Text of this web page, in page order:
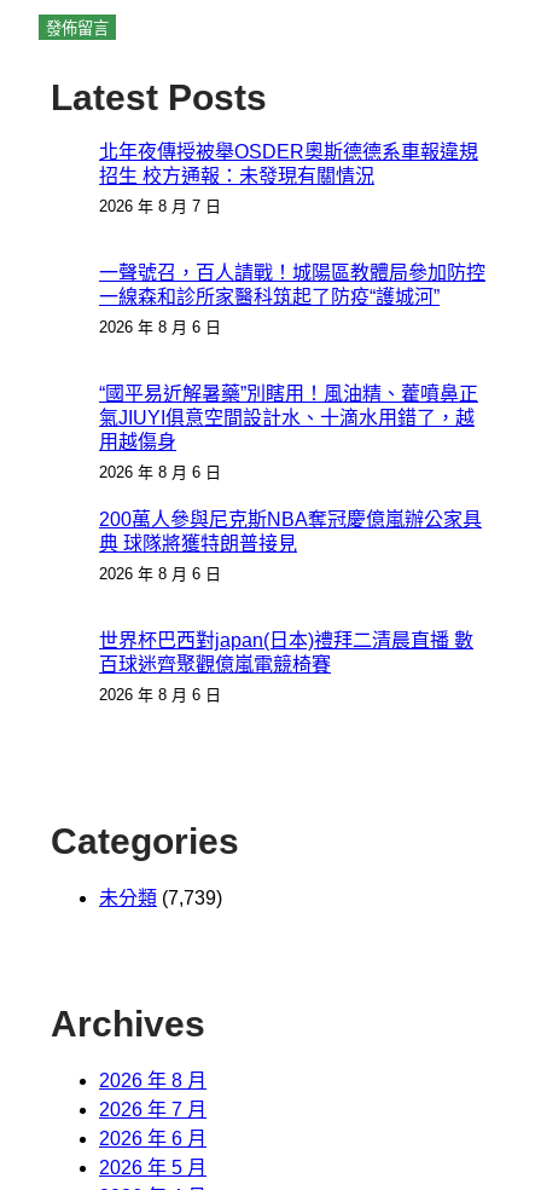
Latest Posts
北年夜傳授被舉OSDER奧斯德德系車報違規
招生 校方通報：未發現有關情況
2026 年 8 月 7 日
一聲號召，百人請戰！城陽區教體局參加防控
一線森和診所家醫科筑起了防疫“護城河”
2026 年 8 月 6 日
“國平易近解暑藥”別瞎用！風油精、藿噴鼻正
氣JIUYI俱意空間設計水、十滴水用錯了，越
用越傷身
2026 年 8 月 6 日
200萬人參與尼克斯NBA奪冠慶億嵐辦公家具
典 球隊將獲特朗普接見
2026 年 8 月 6 日
世界杯巴西對japan(日本)禮拜二清晨直播 數
百球迷齊聚觀億嵐電競椅賽
2026 年 8 月 6 日
Categories
未分類 (7,739)
Archives
2026 年 8 月
2026 年 7 月
2026 年 6 月
2026 年 5 月